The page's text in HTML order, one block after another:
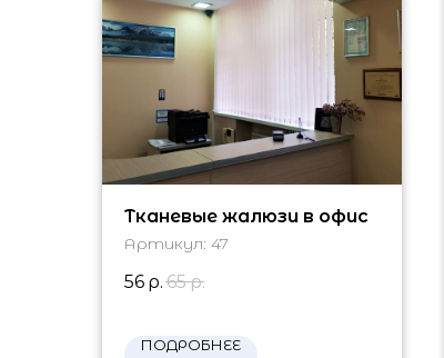
Тканевые жалюзи в офис
Артикул: 47
56 р. 65 р.
ПОДРОБНЕЕ